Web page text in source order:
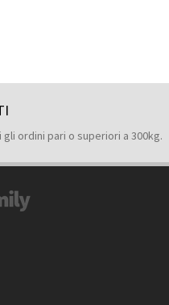
gli ordini pari o superiori a 300kg.